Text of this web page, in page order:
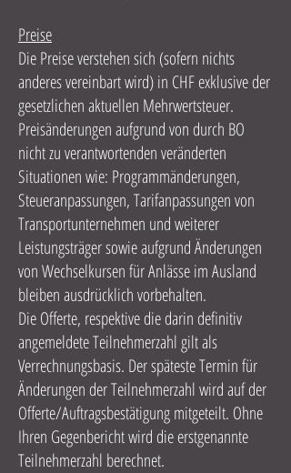
Preise
Die Preise verstehen sich (sofern nichts
anderes vereinbart wird) in CHF exklusive der
gesetzlichen aktuellen Mehrwertsteuer.
Preisänderungen aufgrund von durch BO
nicht zu verantwortenden veränderten
Situationen wie: Programmänderungen,
Steueranpassungen, Tarifanpassungen von
Transportunternehmen und weiterer
Leistungsträger sowie aufgrund Änderungen
von Wechselkursen für Anlässe im Ausland
bleiben ausdrücklich vorbehalten.
Die Offerte, respektive die darin definitiv
angemeldete Teilnehmerzahl gilt als
Verrechnungsbasis. Der späteste Termin für
Änderungen der Teilnehmerzahl wird auf der
Offerte/Auftragsbestätigung mitgeteilt. Ohne
Ihren Gegenbericht wird die erstgenannte
Teilnehmerzahl berechnet.